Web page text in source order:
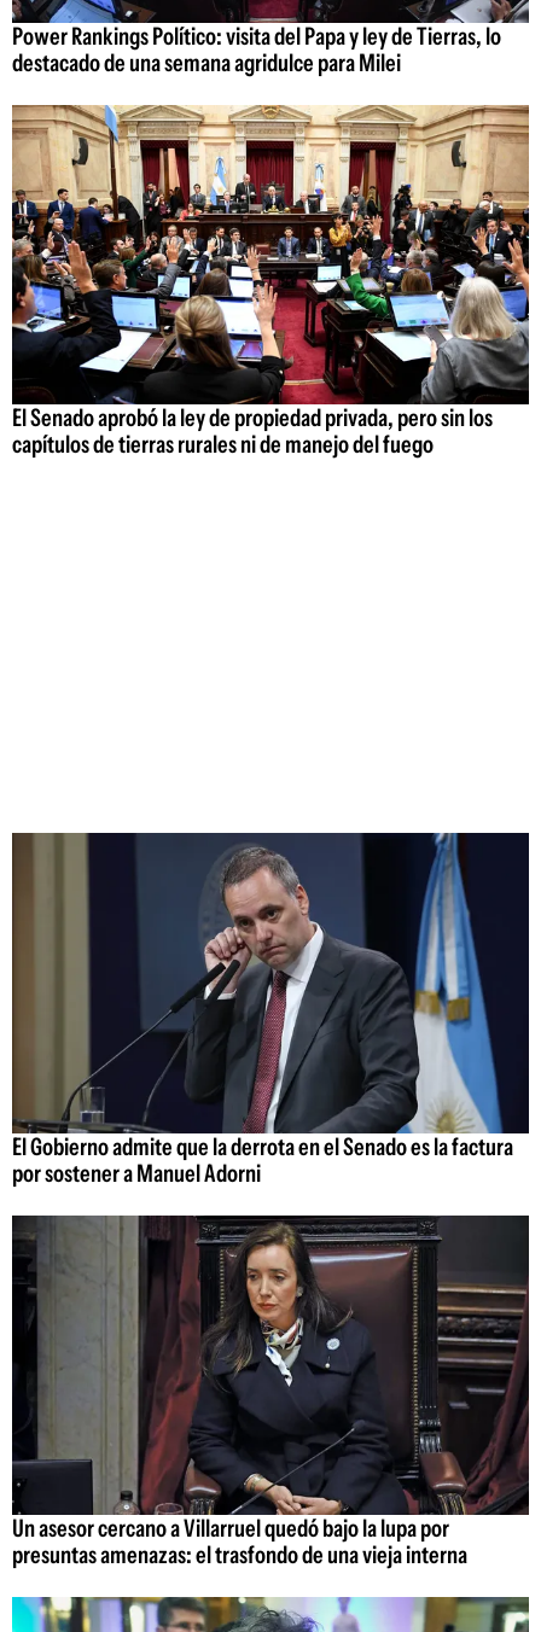
Power Rankings Político: visita del Papa y ley de Tierras, lo
destacado de una semana agridulce para Milei
El Senado aprobó la ley de propiedad privada, pero sin los
capítulos de tierras rurales ni de manejo del fuego
El Gobierno admite que la derrota en el Senado es la factura
por sostener a Manuel Adorni
Un asesor cercano a Villarruel quedó bajo la lupa por
presuntas amenazas: el trasfondo de una vieja interna